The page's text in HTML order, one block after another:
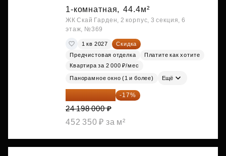
1-комнатная, 44.4м²
ЖК Скай Гарден, 2 корпус, 3 секция, 6
этаж, №369
1 кв 2027
Скидка
Предчистовая отделка
Платите как хотите
Квартира за 2 000 ₽/мес
Панорамное окно (1 и более) Ещё
20 084 340 ₽ -17%
24 198 000 ₽
452 350 ₽ за м²